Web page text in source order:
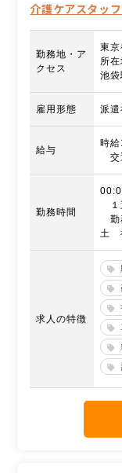
介護ケアスタッ
勤務地・ア
クセス
東
所在
池
雇用形態 派遣
給与
時
交
勤務時間
１
勤
土
求人の特徴